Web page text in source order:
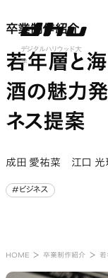
デジタルハリウッド大
学
open
卒業制作紹介
若年層と
酒の魅力
ネス提案
成田 愛祐菜 江口
#ビジネス
HOME 卒業制作紹介 若